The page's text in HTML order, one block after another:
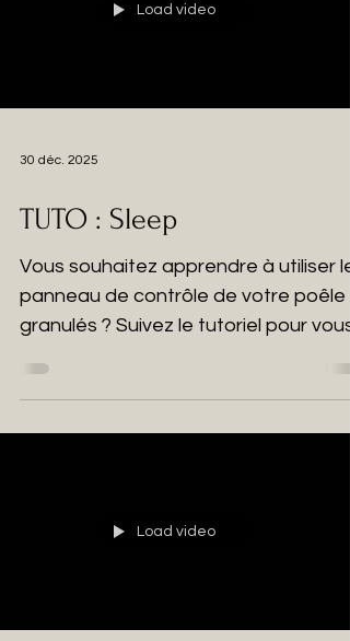
Load video
30 déc. 2025
TUTO : Sleep
Vous souhaitez apprendre à utiliser le
panneau de contrôle de votre poêle
granulés ? Suivez le tutoriel pour vous
Load video